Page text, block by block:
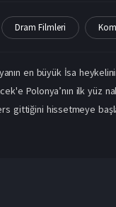
Dram Filmleri
en büyük İsa
Polonya’nın ilk yüz
gittiğini hissetmeye